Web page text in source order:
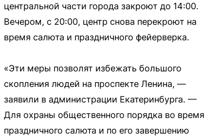
центральной части города закроют до 14:00.
Вечером, с 20:00, центр снова перекроют на
время салюта и праздничного фейерверка.
«Эти меры позволят избежать большого
скопления людей на проспекте Ленина, —
заявили в администрации Екатеринбурга. —
Для охраны общественного порядка во время
праздничного салюта и по его завершению